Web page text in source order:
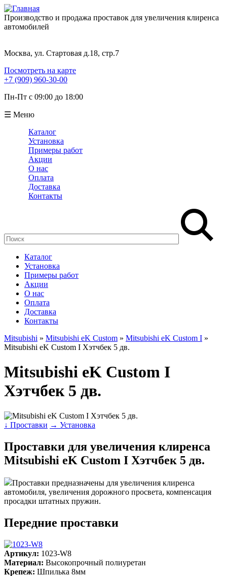
Производство и продажа проставок для увеличения клиренса
автомобилей
Москва, ул. Стартовая д.18, стр.7
Посмотреть на карте
+7 (909) 960-30-00
Пн-Пт с 09:00 до 18:00
☰ Меню
Каталог
Установка
Примеры работ
Акции
О нас
Оплата
Доставка
Контакты
Каталог
Установка
Примеры работ
Акции
О нас
Оплата
Доставка
Контакты
Mitsubishi » Mitsubishi eK Custom » Mitsubishi eK Custom I »
Mitsubishi eK Custom I Хэтчбек 5 дв.
Mitsubishi eK Custom I
Хэтчбек 5 дв.
↓ Проставки → Установка
Проставки для увеличения клиренса
Mitsubishi eK Custom I Хэтчбек 5 дв.
Проставки предназначены для увеличения клиренса
автомобиля, увеличения дорожного просвета, компенсация
просадки штатных пружин.
Передние проставки
Артикул: 1023-W8
Материал: Высокопрочный полиуретан
Крепеж: Шпилька 8мм